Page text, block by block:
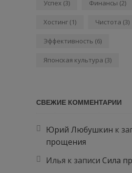
Успех (3) Финансы (2)
Хостинг (1) Чистота (3)
Эффективность (6)
Японская культура (3)
СВЕЖИЕ КОММЕНТАРИИ
Юрий Любушкин к
прощения
Илья к записи Сила